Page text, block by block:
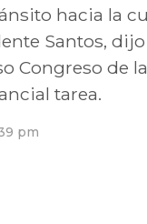
hacia la
Santos,
Congreso de
tarea.
pm